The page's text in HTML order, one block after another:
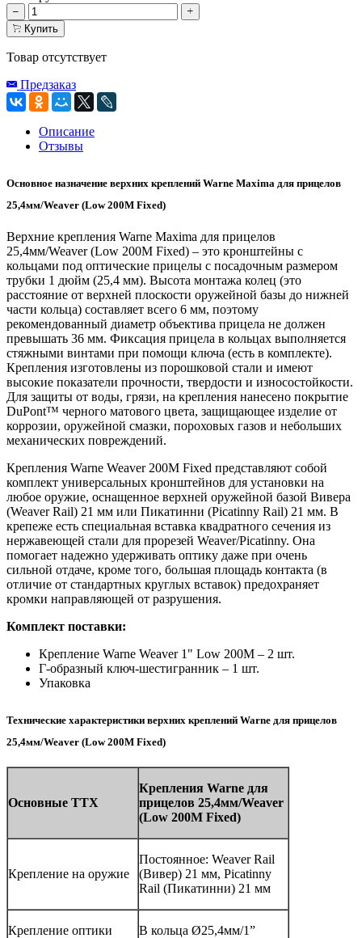
Купить
Товар отсутствует
Предзаказ
Описание
Отзывы
Основное назначение верхних креплений Warne Maxima для прицелов
25,4мм/Weaver (Low 200M Fixed)
Верхние крепления Warne Maxima для прицелов
25,4мм/Weaver (Low 200M Fixed) – это кронштейны с
кольцами под оптические прицелы с посадочным размером
трубки 1 дюйм (25,4 мм). Высота монтажа колец (это
расстояние от верхней плоскости оружейной базы до нижней
части кольца) составляет всего 6 мм, поэтому
рекомендованный диаметр объектива прицела не должен
превышать 36 мм. Фиксация прицела в кольцах выполняется
стяжными винтами при помощи ключа (есть в комплекте).
Крепления изготовлены из порошковой стали и имеют
высокие показатели прочности, твердости и износостойкости.
Для защиты от воды, грязи, на крепления нанесено покрытие
DuPont™ черного матового цвета, защищающее изделие от
коррозии, оружейной смазки, пороховых газов и небольших
механических повреждений.
Крепления Warne Weaver 200M Fixed представляют собой
комплект универсальных кронштейнов для установки на
любое оружие, оснащенное верхней оружейной базой Вивера
(Weaver Rail) 21 мм или Пикатинни (Picatinny Rail) 21 мм. В
крепеже есть специальная вставка квадратного сечения из
нержавеющей стали для прорезей Weaver/Picatinny. Она
помогает надежно удерживать оптику даже при очень
сильной отдаче, кроме того, большая площадь контакта (в
отличие от стандартных круглых вставок) предохраняет
кромки направляющей от разрушения.
Комплект поставки:
Крепление Warne Weaver 1" Low 200M – 2 шт.
Г-образный ключ-шестигранник – 1 шт.
Упаковка
Технические характеристики верхних креплений Warne для прицелов
25,4мм/Weaver (Low 200M Fixed)
Основные ТТХ
Крепления Warne для
прицелов 25,4мм/Weaver
(Low 200M Fixed)
Крепление на оружие
Постоянное: Weaver Rail
(Вивер) 21 мм, Picatinny
Rail (Пикатинни) 21 мм
Крепление оптики В кольца Ø25,4мм/1”